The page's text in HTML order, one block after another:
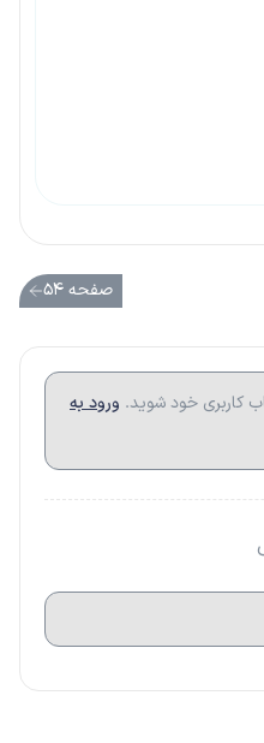
صفحه ۵۴
کاربری خود شوید. ورود به